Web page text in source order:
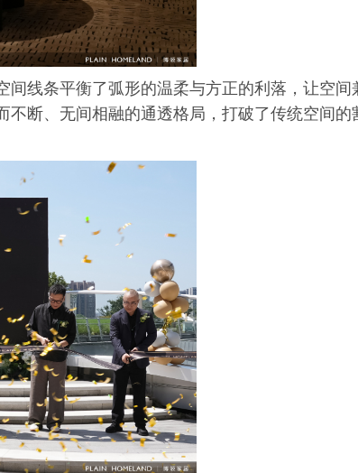
线条平衡了弧形的温柔与方正的利落，让空间
断、无间相融的通透格局，打破了传统空间的